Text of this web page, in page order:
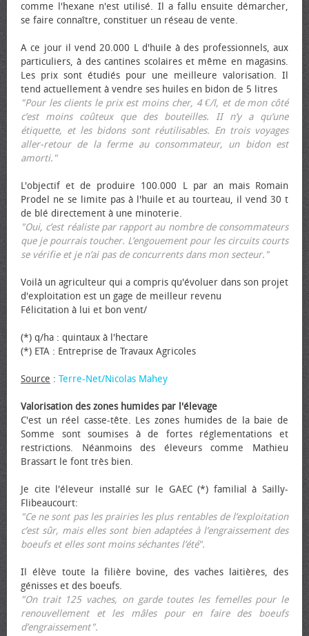
comme l'hexane n'est utilisé. Il a fallu ensuite démarcher,
se faire connaître, constituer un réseau de vente.
A ce jour il vend 20.000 L d'huile à des professionnels, aux
particuliers, à des cantines scolaires et même en magasins.
Les prix sont étudiés pour une meilleure valorisation. Il
tend actuellement à vendre ses huiles en bidon de 5 litres
"Pour les clients le prix est moins cher, 4 €/l, et de mon côté
c’est moins coûteux que des bouteilles. II n’y a qu’une
étiquette, et les bidons sont réutilisables. En trois voyages
aller-retour de la ferme au consommateur, un bidon est
amorti."
L'objectif et de produire 100.000 L par an mais Romain
Prodel ne se limite pas à l'huile et au tourteau, il vend 30 t
de blé directement à une minoterie.
"Oui, c’est réaliste par rapport au nombre de consommateurs
que je pourrais toucher. L’engouement pour les circuits courts
se vérifie et je n’ai pas de concurrents dans mon secteur."
Voilà un agriculteur qui a compris qu'évoluer dans son projet
d'exploitation est un gage de meilleur revenu
Félicitation à lui et bon vent/
(*) q/ha : quintaux à l'hectare
(*) ETA : Entreprise de Travaux Agricoles
Source : Terre-Net/Nicolas Mahey
Valorisation des zones humides par l'élevage
C'est un réel casse-tête. Les zones humides de la baie de
Somme sont soumises à de fortes réglementations et
restrictions. Néanmoins des éleveurs comme Mathieu
Brassart le font très bien.
Je cite l'éleveur installé sur le GAEC (*) familial à Sailly-
Flibeaucourt:
"Ce ne sont pas les prairies les plus rentables de l’exploitation
c’est sûr, mais elles sont bien adaptées à l’engraissement des
bœufs et elles sont moins séchantes l’été".
Il élève toute la filière bovine, des vaches laitières, des
génisses et des bœufs.
"On trait 125 vaches, on garde toutes les femelles pour le
renouvellement et les mâles pour en faire des bœufs
d’engraissement".